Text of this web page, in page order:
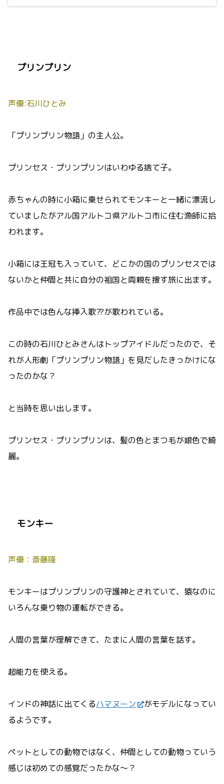
プリンプリン
声優:石川ひとみ
「プリンプリン物語」の主人公。
プリンセス・プリンプリンはいわゆる捨て子。
赤ちゃんの時に小箱に乗せられてモンキーと一緒に漂流し
ていましたがアル国アルトコ県アルトコ市に住む漁師に拾
われます。
小箱には王冠も入っていて、どこかの国のプリンセスでは
ないかと仲間と共に自分の祖国と両親を捜す旅に出ます。
作品中では色んな挿入歌⁇が歌われている。
この時の石川ひとみさんはトップアイドルだったので、そ
れが人形劇「プリンプリン物語」を見だしたきっかけにな
ったのかな？
と当時を思い出します。
プリンセス・プリンプリンは、髪の色とまつ毛が銀色で綺
麗。
モンキー
声優：斎藤隆
モンキーはプリンプリンの守護神とされていて、猿なのに
いろんな乗り物の運転ができる。
人間の言葉が理解できて、たまに人間の言葉を話す。
超能力を使える。
インドの神話に出てくるハマヌーン
がモデルになってい
るようです。
ペットとしての動物ではなく、仲間としての動物っていう
感じは初めての感覚だったかな～？